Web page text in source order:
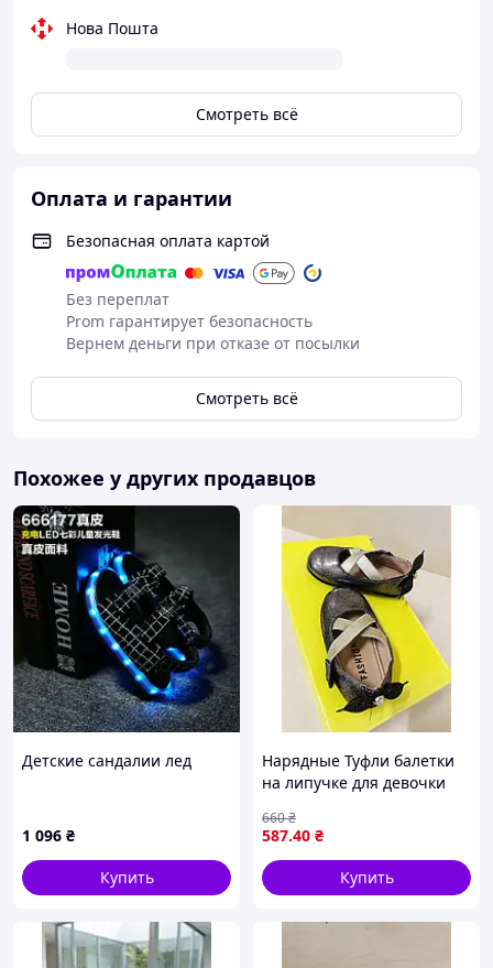
Нова Пошта
Смотреть всё
Оплата и гарантии
Безопасная оплата картой
Без переплат
Prom гарантирует безопасность
Вернем деньги при отказе от посылки
Смотреть всё
Похожее у других продавцов
Детские сандалии лед
1 096 ₴
Купить
Нарядные Туфли балетки
на липучке для девочки
22 23 24 25 23
587.40 ₴
660₴
Купить